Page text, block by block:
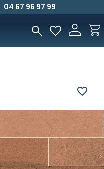
04 67 96 97 99
favorite_border